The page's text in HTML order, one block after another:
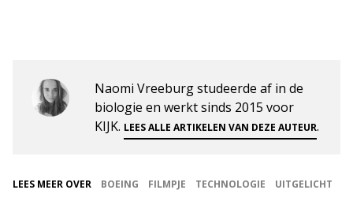
Naomi Vreeburg studeerde af in de
biologie en werkt sinds 2015 voor
KIJK. LEES ALLE ARTIKELEN VAN DEZE AUTEUR.
LEES MEER OVER BOEING FILMPJE TECHNOLOGIE
UITGELICHT